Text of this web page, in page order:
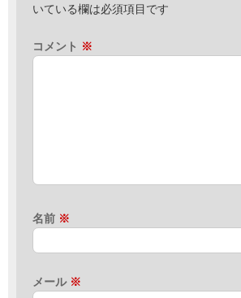
いている欄は必須項目です
コメント ※
名前 ※
メール ※